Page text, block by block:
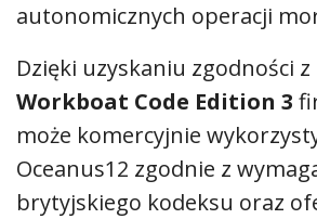
autonomicznych operacji
Dzięki uzyskaniu zgodności z
Workboat Code Edition 3
może komercyjnie
Oceanus12 zgodnie z
brytyjskiego kodeksu oraz